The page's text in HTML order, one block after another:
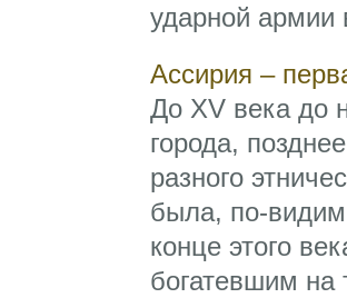
ударной армии
Ассирия –
До XV века до
города,
разного
была, по-
конце этого
богатевшим